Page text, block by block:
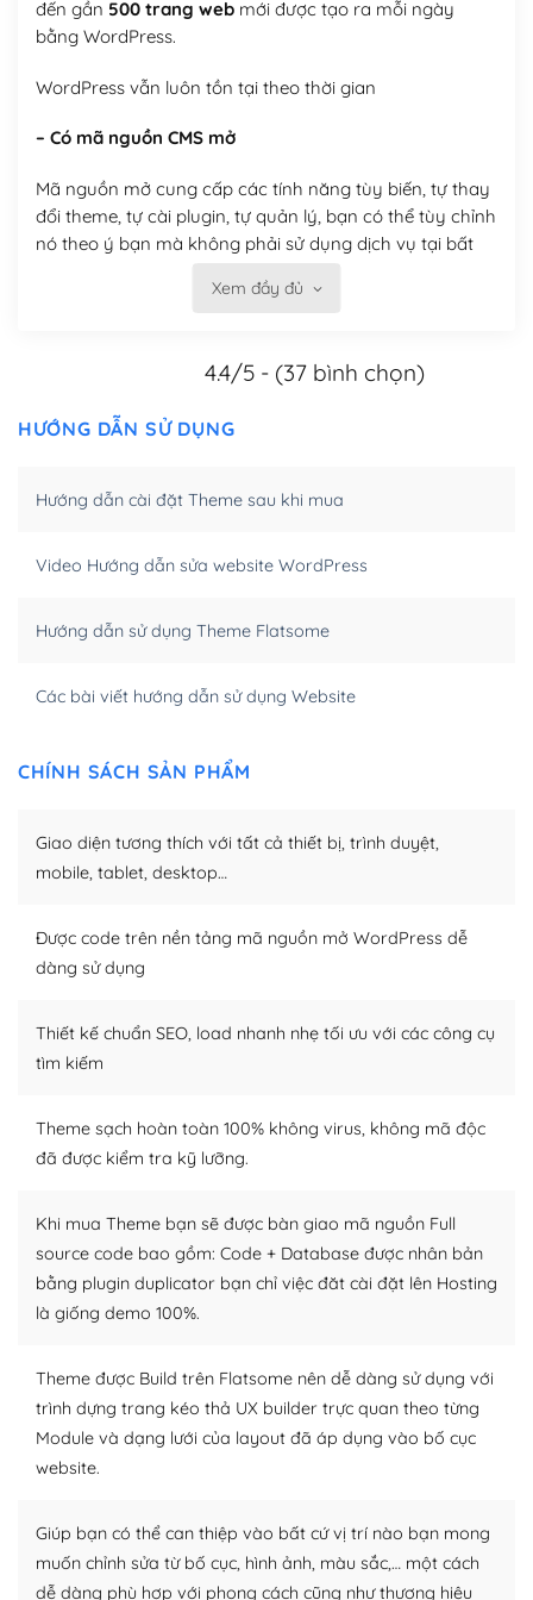
đến gần 500 trang webmới được tạo ra mỗi ngày
bằng WordPress.
WordPress vẫn luôn tồn tại theo thời gian
– Có mã nguồn CMS mở
Mã nguồn mở cung cấp các tính năng tùy biến, tự thay
đổi theme, tự cài plugin, tự quản lý, bạn có thể tùy chỉnh
nó theo ý bạn mà không phải sử dụng dịch vụ tại bất
WordPress được thiết kế để thân thiện với SEO vì
hóa nội dung cho SEO.
của bạn trở nên rất thu hút đối với các công cụ tìm
Tối ưu hóa công cụ tìm kiếm
– Dễ dàng tùy chỉnh, sửa chữa
bạn trở nên dễ dàng và nhanh chóng. Với kho Theme
WordPress đa dạng sẽ giúp việc thực hiện các thiết kế
Nếu bạn có các kỹ thuật cơ bản với một theme được
thiết kế tốt, bạn có thể tự sửa đổi. Nếu không bạn có thể
Dễ dàng tùy chỉnh trên WordPress
WordPress là nơi lưu trữ cho một diễn đàn cộng đồng
Nếu bạn gặp khó khăn, bạn có thể lên mạng và tìm
kiếm những cộng đồng WordPress, họ sẽ giúp bạn trả
lời, giải đáp vấn đề của bạn.
– Đa dạng plugin và themes
Plugin mở rộng là thành phần cài đặt thêm vào
Nhờ lượng người dùng đông đảo, thư viện themes và
Xem đầy đủ
4.4/5 - (37 bình chọn)
HƯỚNG DẪN SỬ DỤNG
Hướng dẫn cài đặt Theme sau khi mua
Video Hướng dẫn sửa website WordPress
Hướng dẫn sử dụng Theme Flatsome
Các bài viết hướng dẫn sử dụng Website
CHÍNH SÁCH SẢN PHẨM
Giao diện tương thích với tất cả thiết bị, trình duyệt,
mobile, tablet, desktop…
Được code trên nền tảng mã nguồn mở WordPress dễ
dàng sử dụng
Thiết kế chuẩn SEO, load nhanh nhẹ tối ưu với các công cụ
tìm kiếm
Theme sạch hoàn toàn 100% không virus, không mã độc
đã được kiểm tra kỹ lưỡng.
Khi mua Theme bạn sẽ được bàn giao mã nguồn Full
source code bao gồm: Code + Database được nhân bản
bằng plugin duplicator bạn chỉ việc đăt cài đặt lên Hosting
là giống demo 100%.
Theme được Build trên Flatsome nên dễ dàng sử dụng với
trình dựng trang kéo thả UX builder trực quan theo từng
Module và dạng lưới của layout đã áp dụng vào bố cục
website.
Giúp bạn có thể can thiệp vào bất cứ vị trí nào bạn mong
muốn chỉnh sửa từ bố cục, hình ảnh, màu sắc,… một cách
dễ dàng phù hợp với phong cách cũng như thương hiệu